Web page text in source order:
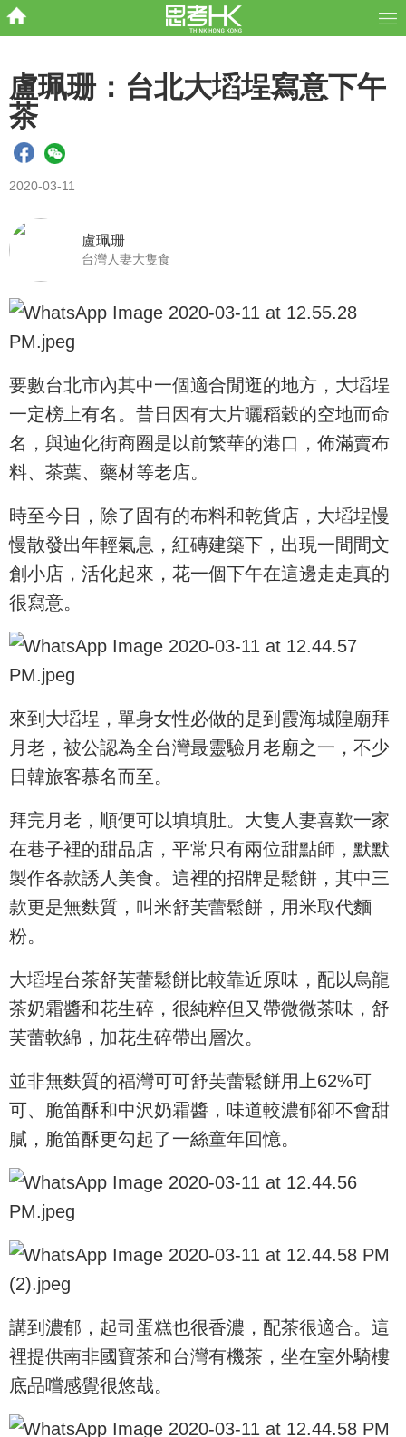
盧珮珊：台北大塪埕寫意下午
茶
2020-03-11
盧珮珊
台灣人妻大隻食
要數台北市內其中一個適合閒逛的地方，大塪埕
一定榜上有名。昔日因有大片曬稻穀的空地而命
名，與迪化街商圈是以前繁華的港口，佈滿賣布
料、茶葉、藥材等老店。
時至今日，除了固有的布料和乾貨店，大塪埕慢
慢散發出年輕氣息，紅磚建築下，出現一間間文
創小店，活化起來，花一個下午在這邊走走真的
很寫意。
來到大塪埕，單身女性必做的是到霞海城隍廟拜
月老，被公認為全台灣最靈驗月老廟之一，不少
日韓旅客慕名而至。
拜完月老，順便可以填填肚。大隻人妻喜歎一家
在巷子裡的甜品店，平常只有兩位甜點師，默默
製作各款誘人美食。這裡的招牌是鬆餅，其中三
款更是無麩質，叫米舒芙蕾鬆餅，用米取代麵
粉。
大塪埕台茶舒芙蕾鬆餅比較靠近原味，配以烏龍
茶奶霜醬和花生碎，很純粹但又帶微微茶味，舒
芙蕾軟綿，加花生碎帶出層次。
並非無麩質的福灣可可舒芙蕾鬆餅用上62%可
可、脆笛酥和中沢奶霜醬，味道較濃郁卻不會甜
膩，脆笛酥更勾起了一絲童年回憶。
講到濃郁，起司蛋糕也很香濃，配茶很適合。這
裡提供南非國寶茶和台灣有機茶，坐在室外騎樓
底品嚐感覺很悠哉。